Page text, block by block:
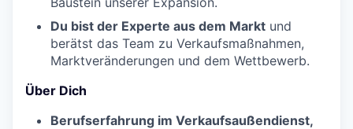
Du bist der Experte aus dem Markt und
berätst das Team zu Verkaufsmaßnahmen,
Marktveränderungen und dem Wettbewerb.
Über Dich
Berufserfahrung im Verkaufsaußendienst,